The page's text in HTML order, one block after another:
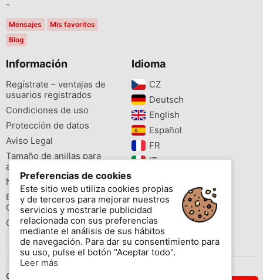
-
Mensajes
Mis favoritos
Blog
Información
Regístrate – ventajas de
usuarios registrados
Condiciones de uso
Protección de datos
Aviso Legal
Tamaño de anillas para
aves
Newsletter
Buscador de especies
Cites
Colores de las anillas
Idioma
CZ‎
Deutsch‎
English‎
Español‎
FR‎
IT‎
PL‎
PT‎
Preferencias de cookies
Este sitio web utiliza cookies propias
y de terceros para mejorar nuestros
servicios y mostrarle publicidad
relacionada con sus preferencias
mediante el análisis de sus hábitos
de navegación. Para dar su consentimiento para
su uso, pulse el botón "Aceptar todo".
Leer más
Contáctenos